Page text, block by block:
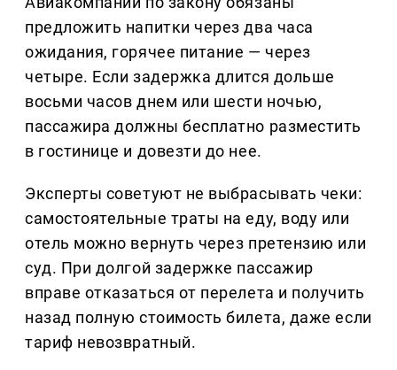
предложить напитки через два часа
ожидания, горячее питание — через
четыре. Если задержка длится дольше
восьми часов днем или шести ночью,
пассажира должны бесплатно разместить
в гостинице и довезти до нее.
Эксперты советуют не выбрасывать чеки:
самостоятельные траты на еду, воду или
отель можно вернуть через претензию или
суд. При долгой задержке пассажир
вправе отказаться от перелета и получить
назад полную стоимость билета, даже если
тариф невозвратный.